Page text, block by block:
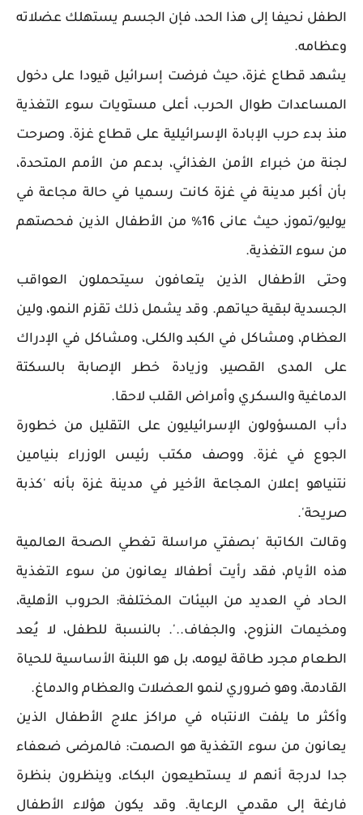
الطفل نحيفا إلى هذا الحد، فإن الجسم يستهلك عضلاته
وعظامه.
يشهد قطاع غزة، حيث فرضت إسرائيل قيودا على دخول
المساعدات طوال الحرب، أعلى مستويات سوء التغذية
منذ بدء حرب الإبادة الإسرائيلية على قطاع غزة. وصرحت
لجنة من خبراء الأمن الغذائي، بدعم من الأمم المتحدة،
بأن أكبر مدينة في غزة كانت رسميا في حالة مجاعة في
يوليو/تموز، حيث عانى 16% من الأطفال الذين فحصتهم
من سوء التغذية.
وحتى الأطفال الذين يتعافون سيتحملون العواقب
الجسدية لبقية حياتهم. وقد يشمل ذلك تقزم النمو، ولين
العظام، ومشاكل في الكبد والكلى، ومشاكل في الإدراك
على المدى القصير، وزيادة خطر الإصابة بالسكتة
الدماغية والسكري وأمراض القلب لاحقا.
دأب المسؤولون الإسرائيليون على التقليل من خطورة
الجوع في غزة. ووصف مكتب رئيس الوزراء بنيامين
نتنياهو إعلان المجاعة الأخير في مدينة غزة بأنه 'كذبة
صريحة'.
وقالت الكاتبة 'بصفتي مراسلة تغطي الصحة العالمية
هذه الأيام، فقد رأيت أطفالا يعانون من سوء التغذية
الحاد في العديد من البيئات المختلفة: الحروب الأهلية،
ومخيمات النزوح، والجفاف..'. بالنسبة للطفل، لا يُعد
الطعام مجرد طاقة ليومه، بل هو اللبنة الأساسية للحياة
القادمة، وهو ضروري لنمو العضلات والعظام والدماغ.
وأكثر ما يلفت الانتباه في مراكز علاج الأطفال الذين
يعانون من سوء التغذية هو الصمت: فالمرضى ضعفاء
جدا لدرجة أنهم لا يستطيعون البكاء، وينظرون بنظرة
فارغة إلى مقدمي الرعاية. وقد يكون هؤلاء الأطفال